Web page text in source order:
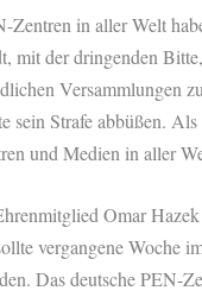
Zentren in aller Welt
mit der dringenden
Versammlungen
sein Strafe abbüßen.
und Medien in aller
Omar
vergangene Woche
Das deutsche PEN-